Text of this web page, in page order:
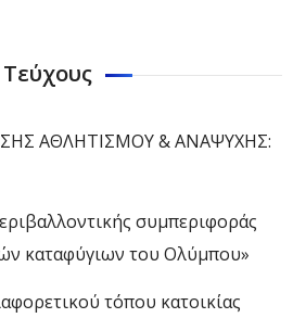
ΑΘΛΗΤΙΣΜΟΥ & ΑΝΑΨΥΧΗΣ:
συμπεριφοράς
καταφύγιων του Ολύμπου»
τόπου κατοικίας